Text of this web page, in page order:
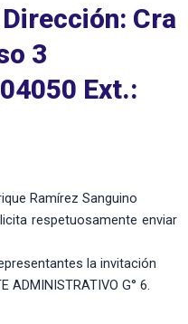
Cra
3
Ext.:
Ramírez Sanguino
respetuosamente enviar
la invitación
G° 6.